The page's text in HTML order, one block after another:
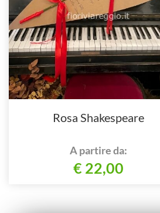
Rosa Shakespeare
A partire da:
€ 22,00